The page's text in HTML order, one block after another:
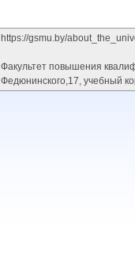
https://gsmu.by/
Факультет повышения
Федюнинского,17, учебный